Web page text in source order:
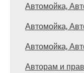
Автомойка,
Автомойка,
Автомойка,
Авторам и